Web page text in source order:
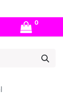
0